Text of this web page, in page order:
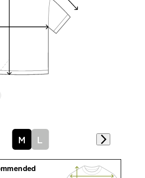
114
M L